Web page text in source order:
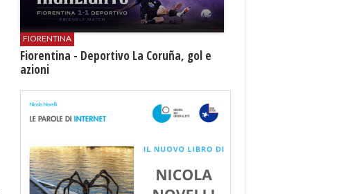
FIORENTINA
Fiorentina - Deportivo La Coruña, gol e
azioni